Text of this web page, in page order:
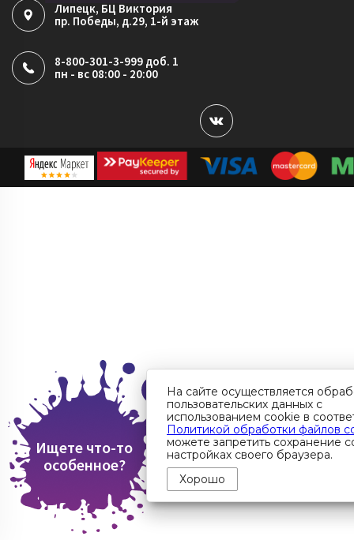
Липецк, БЦ Виктория
пр. Победы, д.29, 1-й этаж
8-800-301-3-999 доб. 1
пн - вс 08:00 - 20:00
Ищете что-то
особенное?
На сайте осуществляется
пользовательских данных с
использованием cookie в
Политикой обработки файлов
можете запретить сохранение
настройках своего браузера.
Хорошо